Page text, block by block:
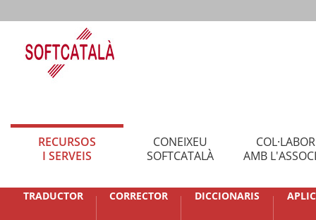
RECURSOS
I SERVEIS
CONEIXEU
SOFTCATALÀ
AMB
TRADUCTOR CORRECTOR DICCIONARIS